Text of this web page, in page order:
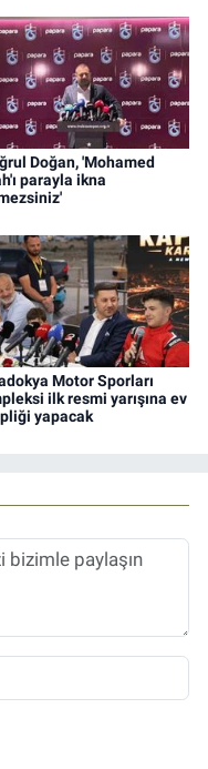
Doğan, 'Mohamed
parayla ikna
Motor Sporları
ilk resmi yarışına ev
yapacak